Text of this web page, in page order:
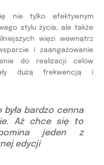
nie tylko efektywnym
stylu życia, ale także
więzi wewnątrz
i zaangażowanie
do realizacji celów
dużą frekwencją i
bardzo cenna
Aż chce się to
jeden z
edycji